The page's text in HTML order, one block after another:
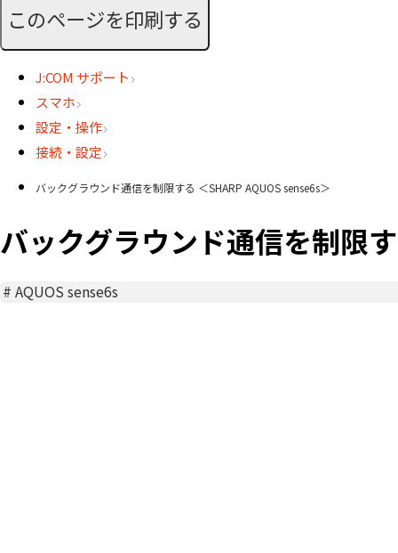
このページを印刷する
J:COM サポート
スマホ
設定・操作
接続・設定
バックグラウンド通信を制限する ＜SHARP AQUOS sense6s＞
バックグラウンド通信を制限
#AQUOS sense6s